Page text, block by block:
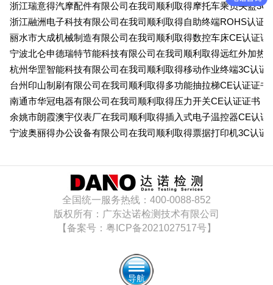
低压电器3C认
ISO体系认证
美国认证
CCC认证
澳洲C-TICK
其它认证
浙江瑞意得汽摩配件有限公司在我司顺利取得摩托车乘员头盔3C
浙江融洲电子科技有限公司在我司顺利取得自助终端ROHS认证
丽水市大成机械制造有限公司在我司顺利取得数控车床CE认证证
宁波北仑申德瑞特节能科技有限公司在我司顺利取得远红外加热
杭州华罡智能科技有限公司在我司顺利取得移动作业终端3C认证
台州印山制刷有限公司在我司顺利取得多功能抽拉梯CE认证证书
南通市华冠电器有限公司在我司顺利取得压力开关CE认证证书
余姚市朗霞澳宇仪表厂在我司顺利取得插入式电子温控器CE认证
宁波奥丽得办公设备有限公司在我司顺利取得票据打印机3C认证
全国统一服务热线：400-0088-852
版权所有：广东达诺检测技术有限公司
【备案号：粤ICP备2021027517号】
导航